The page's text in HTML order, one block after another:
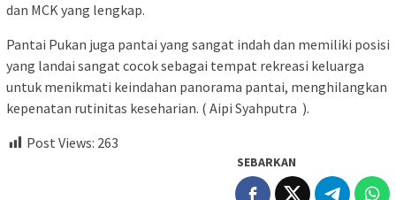
dan MCK yang lengkap.
Pantai Pukan juga pantai yang sangat indah dan memiliki posisi
yang landai sangat cocok sebagai tempat rekreasi keluarga
untuk menikmati keindahan panorama pantai, menghilangkan
kepenatan rutinitas keseharian. ( Aipi Syahputra ).
Post Views: 263
SEBARKAN